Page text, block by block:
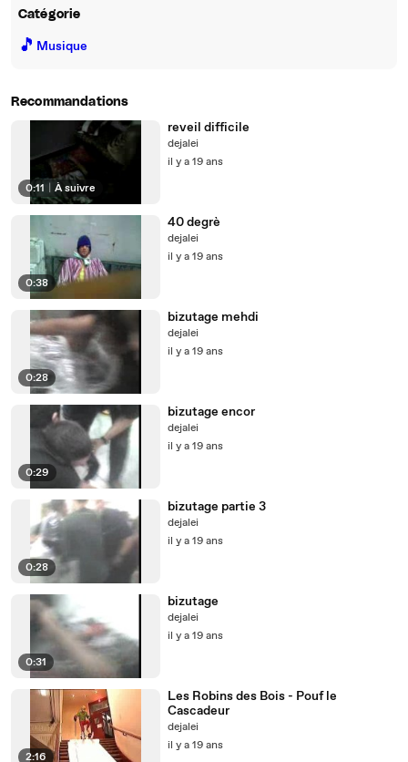
Catégorie
🎵 Musique
Recommandations
0:11 À suivre
reveil difficile
dejalei
il y a 19 ans
0:38
40 degrè
dejalei
il y a 19 ans
0:28
bizutage mehdi
dejalei
il y a 19 ans
0:29
bizutage encor
dejalei
il y a 19 ans
0:28
bizutage partie 3
dejalei
il y a 19 ans
0:31
bizutage
dejalei
il y a 19 ans
2:16
Les Robins des Bois - Pouf le
Cascadeur
dejalei
il y a 19 ans